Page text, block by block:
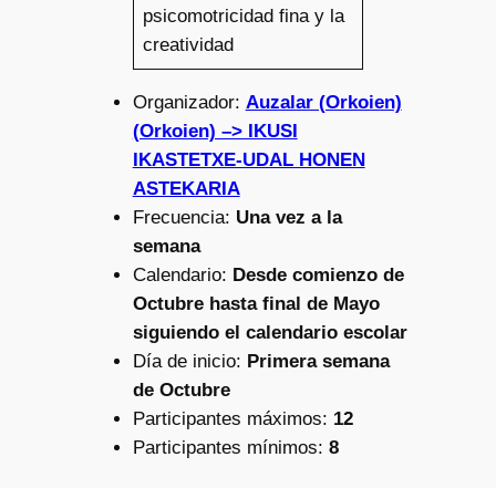
psicomotricidad fina y la
creatividad
Organizador: Auzalar (Orkoien)
(Orkoien) –> IKUSI
IKASTETXE-UDAL HONEN
ASTEKARIA
Frecuencia: Una vez a la
semana
Calendario: Desde comienzo de
Octubre hasta final de Mayo
siguiendo el calendario escolar
Día de inicio: Primera semana
de Octubre
Participantes máximos: 12
Participantes mínimos: 8